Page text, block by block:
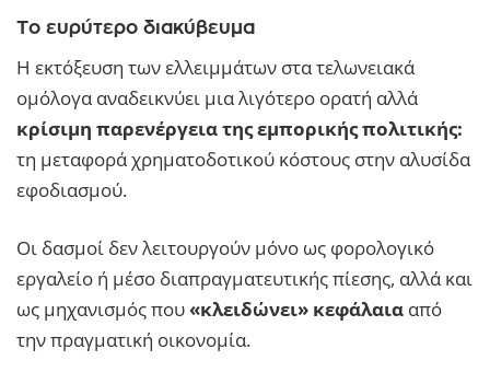
Το ευρύτερο διακύβευμα
Η εκτόξευση των ελλειμμάτων στα τελωνειακά
ομόλογα αναδεικνύει μια λιγότερο ορατή αλλά
κρίσιμη παρενέργεια της εμπορικής πολιτικής:
τη μεταφορά χρηματοδοτικού κόστους στην αλυσίδα
εφοδιασμού.
Οι δασμοί δεν λειτουργούν μόνο ως φορολογικό
εργαλείο ή μέσο διαπραγματευτικής πίεσης, αλλά και
ως μηχανισμός που «κλειδώνει» κεφάλαια από
την πραγματική οικονομία.